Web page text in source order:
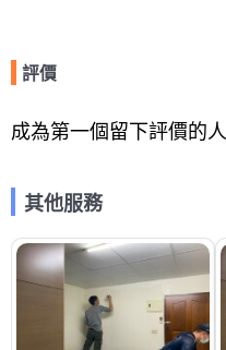
評價
成為第一個留下評價的人
其他服務